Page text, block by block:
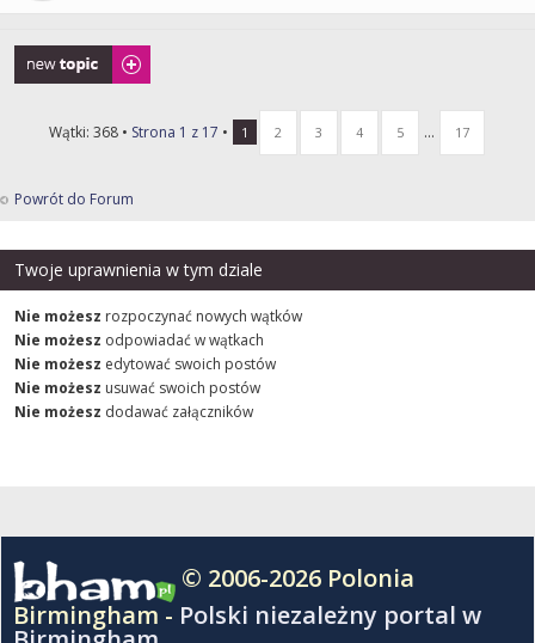
Napisz wątek
Wątki: 368 • Strona 1 z 17 • 1 2 3 4 5 ... 17
Powrót do Forum
Twoje uprawnienia w tym dziale
Nie możesz rozpoczynać nowych wątków
Nie możesz odpowiadać w wątkach
Nie możesz edytować swoich postów
Nie możesz usuwać swoich postów
Nie możesz dodawać załączników
© 2006-2026 Polonia
Birmingham - Polski niezależny portal w